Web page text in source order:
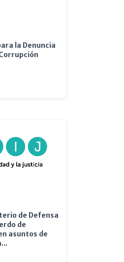
la Denuncia
de Defensa
de
asuntos de